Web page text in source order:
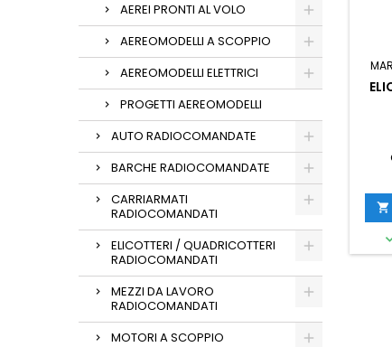
AEREI PRONTI AL VOLO
AEREOMODELLI A SCOPPIO
AEREOMODELLI ELETTRICI
PROGETTI AEREOMODELLI
AUTO RADIOCOMANDATE
BARCHE RADIOCOMANDATE
CARRIARMATI
RADIOCOMANDATI
ELICOTTERI / QUADRICOTTERI
RADIOCOMANDATI
MEZZI DA LAVORO
RADIOCOMANDATI
MOTORI A SCOPPIO
